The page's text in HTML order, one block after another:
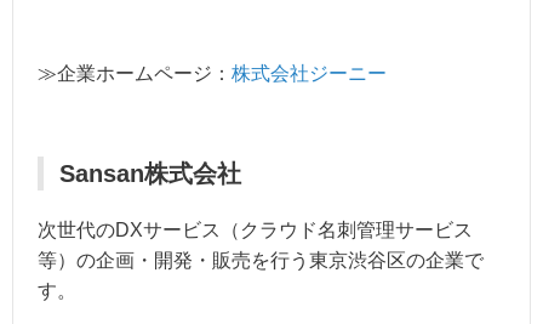
≫企業ホームページ： 株式会社ジーニー
Sansan株式会社
次世代のDXサービス（クラウド名刺管理サービス
等）の企画・開発・販売を行う東京渋谷区の企業で
す。